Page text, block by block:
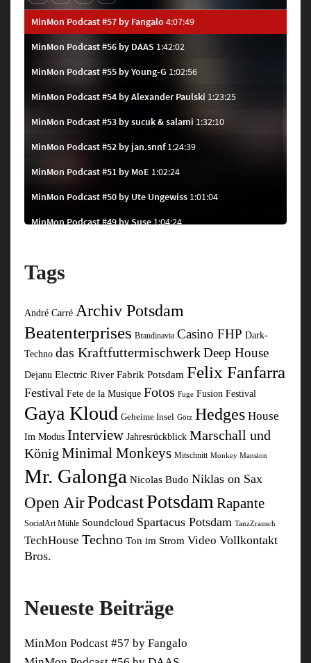
Tags
André Carré Archiv Potsdam
Beatenterprises Brandinavia Casino FHP Dark-
Techno das KraftfuttermischwerkDeep House
Dejanu Electric River Fabrik Potsdam Felix Fanfarra
Festival Fete de la Musique Fotos Fuge Fusion Festival
Gaya Kloud Geheime Insel Götz Hedges House
Im Modus Interview Jahresrückblick Marschall und
König Minimal Monkeys Mitschnitt Monkey Mansion
Mr. Galonga Nicolas Budo Niklas on Sax
Open AirPodcastPotsdamRapante
SocialArt Mühle Soundcloud Spartacus Potsdam TanzZrausch
TechHouse Techno Ton im Strom Video Vollkontakt
Bros.
Neueste Beiträge
MinMon Podcast #57 by Fangalo